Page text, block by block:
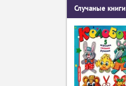
Случаные книги